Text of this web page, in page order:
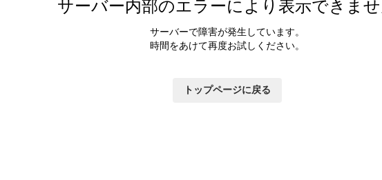
サーバー内部のエラーにより表示できま
サーバーで障害が発生しています。
時間をあけて再度お試しください。
トップページに戻る